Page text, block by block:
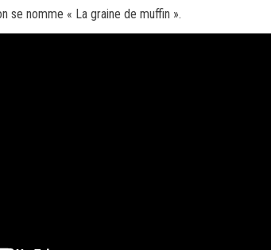
se nomme « La graine de muffin ».